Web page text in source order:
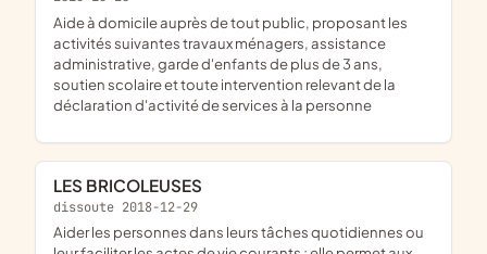
aide à domicile auprès de tout public, proposant les
activités suivantes travaux ménagers, assistance
administrative, garde d'enfants de plus de 3 ans,
soutien scolaire et toute intervention relevant de la
déclaration d'activité de services à la personne
LES BRICOLEUSES
dissoute 2018-12-29
aider les personnes dans leurs tâches quotidiennes ou